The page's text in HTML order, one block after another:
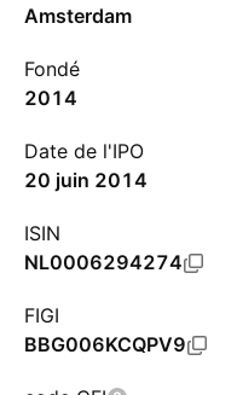
Amsterdam
Fondé
2014
Date de l'IPO
20 juin 2014
ISIN
NL0006294274
FIGI
BBG006KCQPV9